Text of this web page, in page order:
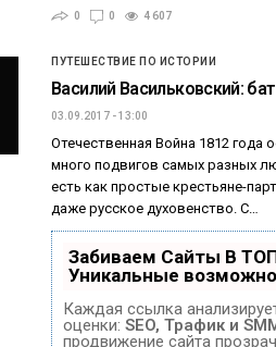
0 0 4 607
ПУТЕШЕСТВИЕ ПО ИСТОРИИ
Василий Васильковский:
03.09.2017 - 13:00
Отечественная Война 1812 года
много подвигов самых разных
есть как простые крестьяне-
даже русское духовенство. С…
Забиваем Сайты В
Уникальные
Каждая ссылка
оценки:SEO, Трафик и
продвижение сайта